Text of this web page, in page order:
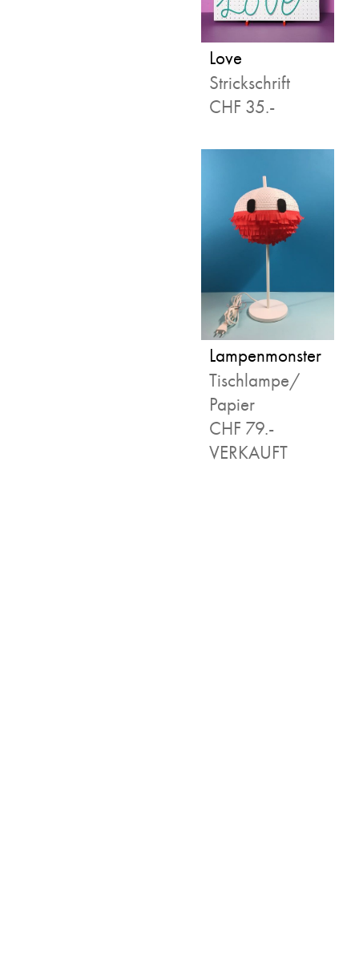
Love
Strickschrift
CHF 35.-
Lampenmonster
Tischlampe/
Papier
CHF 79.-
VERKAUFT